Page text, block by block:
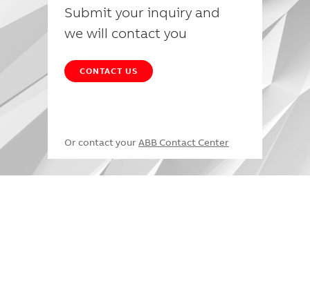
Submit your inquiry and
we will contact you
CONTACT US
Or contact your ABB Contact Center